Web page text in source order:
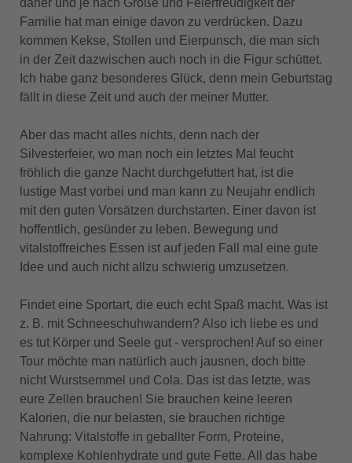
Familie hat man einige davon zu verdrücken. Dazu
kommen Kekse, Stollen und Eierpunsch, die man sich
in der Zeit dazwischen auch noch in die Figur schüttet.
Ich habe ganz besonderes Glück, denn mein Geburtstag
fällt in diese Zeit und auch der meiner Mutter.
Aber das macht alles nichts, denn nach der
Silvesterfeier, wo man noch ein letztes Mal feucht
fröhlich die ganze Nacht durchgefuttert hat, ist die
lustige Mast vorbei und man kann zu Neujahr endlich
mit den guten Vorsätzen durchstarten. Einer davon ist
hoffentlich, gesünder zu leben. Bewegung und
vitalstoffreiches Essen ist auf jeden Fall mal eine gute
Idee und auch nicht allzu schwierig umzusetzen.
Findet eine Sportart, die euch echt Spaß macht. Was ist
z. B. mit Schneeschuhwandern? Also ich liebe es und
es tut Körper und Seele gut - versprochen! Auf so einer
Tour möchte man natürlich auch jausnen, doch bitte
nicht Wurstsemmel und Cola. Das ist das letzte, was
eure Zellen brauchen! Sie brauchen keine leeren
Kalorien, die nur belasten, sie brauchen richtige
Nahrung: Vitalstoffe in geballter Form, Proteine,
komplexe Kohlenhydrate und gute Fette. All das habe